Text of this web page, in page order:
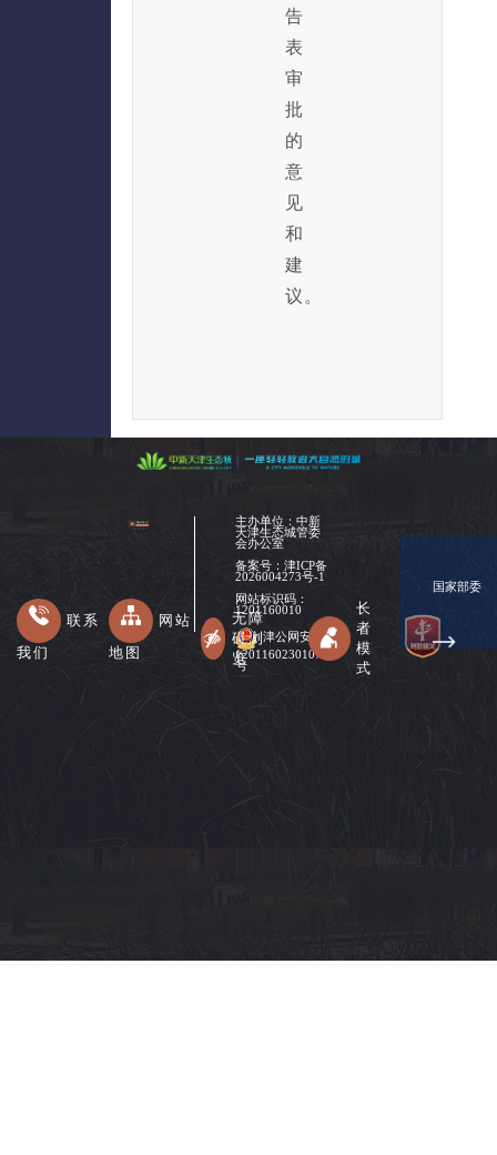
告
表
审
批
的
意
见
和
建
议。
主办单位：中新
天津生态城管委
会办公室
备案号： 津ICP备
2026004273号-1
网站标识码：
1201160010
津公网安备
12011602301078
号
联系
我们
网站
地图
无障
碍浏
览
长
者
模
式
国家部委